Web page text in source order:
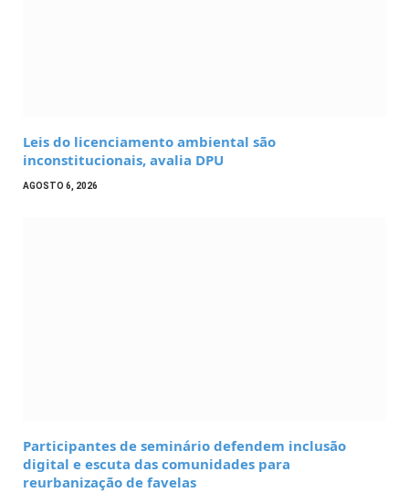
Leis do licenciamento ambiental são
inconstitucionais, avalia DPU
AGOSTO 6, 2026
Participantes de seminário defendem inclusão
digital e escuta das comunidades para
reurbanização de favelas